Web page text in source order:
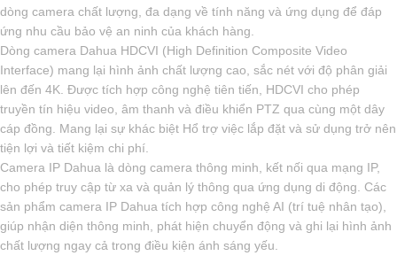
dòng camera chất lượng, đa dạng về tính năng và ứng dụng để đáp
ứng nhu cầu bảo vệ an ninh của khách hàng.
Dòng camera Dahua HDCVI (High Definition Composite Video
Interface) mang lại hình ảnh chất lượng cao, sắc nét với độ phân giải
lên đến 4K. Được tích hợp công nghệ tiên tiến, HDCVI cho phép
truyền tín hiệu video, âm thanh và điều khiển PTZ qua cùng một dây
cáp đồng. Mang lại sự khác biệt Hổ trợ việc lắp đặt và sử dụng trở nên
tiện lợi và tiết kiệm chi phí.
Camera IP Dahua là dòng camera thông minh, kết nối qua mạng IP,
cho phép truy cập từ xa và quản lý thông qua ứng dụng di động. Các
sản phẩm camera IP Dahua tích hợp công nghệ AI (trí tuệ nhân tạo),
giúp nhận diện thông minh, phát hiện chuyển động và ghi lại hình ảnh
chất lượng ngay cả trong điều kiện ánh sáng yếu.